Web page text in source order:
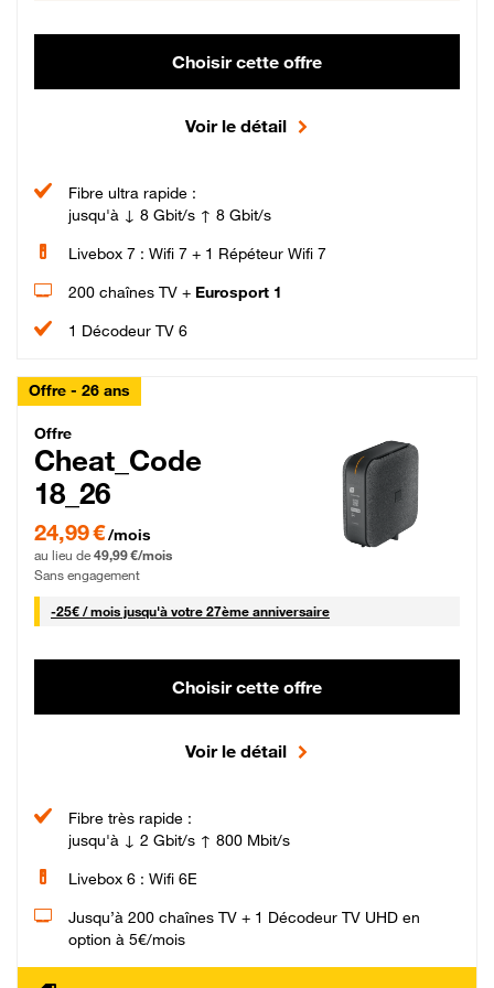
Choisir cette offre
Voir le détail
Fibre ultra rapide :
jusqu'à ↓ 8 Gbit/s ↑ 8 Gbit/s
Livebox 7 : Wifi 7 + 1 Répéteur Wifi 7
200 chaînes TV + Eurosport 1
1 Décodeur TV 6
Offre - 26 ans
Cheat_Code Fibre_18_26
Offre
Cheat_Code
18_26
24,99 € par mois pendant 0 mois puis 49,99 € par mois, Sans engagement
24,99 €/mois
au lieu de 49,99 €/mois
Sans engagement
-25€ / mois25 € par mois
jusqu'à votre 27ème anniversaire
Choisir cette offre
Voir le détail
Fibre très rapide :
jusqu'à ↓ 2 Gbit/s ↑ 800 Mbit/s
Livebox 6 : Wifi 6E
Jusqu’à 200 chaînes TV + 1 Décodeur TV UHD en
option à 5€/mois